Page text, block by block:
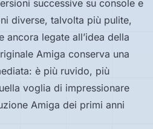
successive su console e
diverse, talvolta più pulite,
legate all’idea della
Amiga conserva una
è più ruvido, più
voglia di impressionare
Amiga dei primi anni